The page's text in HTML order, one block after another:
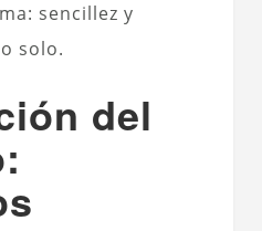
sencillez y
solo.
del